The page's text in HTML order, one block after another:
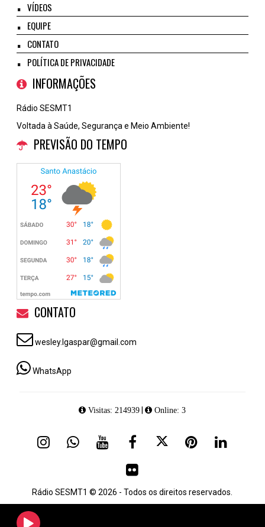
VÍDEOS
EQUIPE
CONTATO
POLÍTICA DE PRIVACIDADE
INFORMAÇÕES
Rádio SESMT1
Voltada à Saúde, Segurança e Meio Ambiente!
PREVISÃO DO TEMPO
CONTATO
wesley.lgaspar@gmail.com
WhatsApp
Visitas: 214939 | Online: 3
Rádio SESMT1 © 2026 - Todos os direitos reservados.